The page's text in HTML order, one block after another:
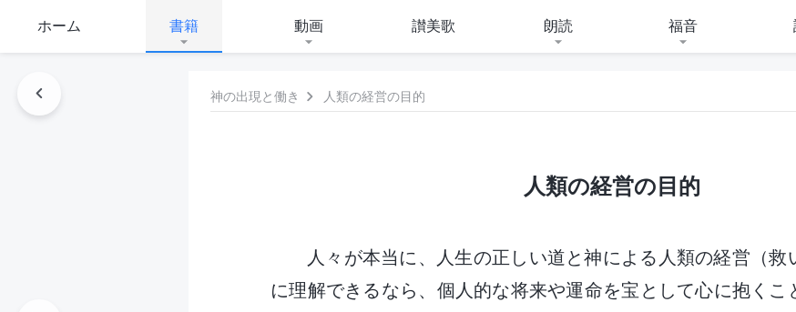
ホーム 書籍 動画 讃美歌 朗読 福音
神の出現と働き 人類の経営の目的
人類の経営の目的
人々が本当に、人生の正しい道と神による人類の経営（救
に理解できるなら、個人的な将来や運命を宝として心に抱くこ